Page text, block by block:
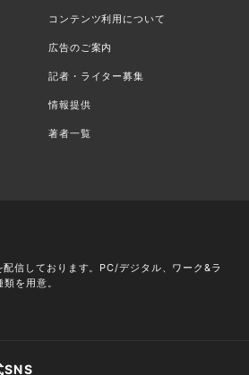
コンテンツ利用について
広告のご案内
記者・ライター募集
情報提供
著者一覧
信しております。PC/デジタル、ワーク&ラ
を用意。
SNS